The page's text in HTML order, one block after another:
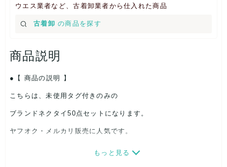
ウエス業者など、古着卸業者から仕入れた商品
古着卸 の商品を探す
商品説明
【 商品の説明 】
こちらは、未使用タグ付きのみの
ブランドネクタイ50点セットになります。
ヤフオク・メルカリ販売に人気です。
もっと見る